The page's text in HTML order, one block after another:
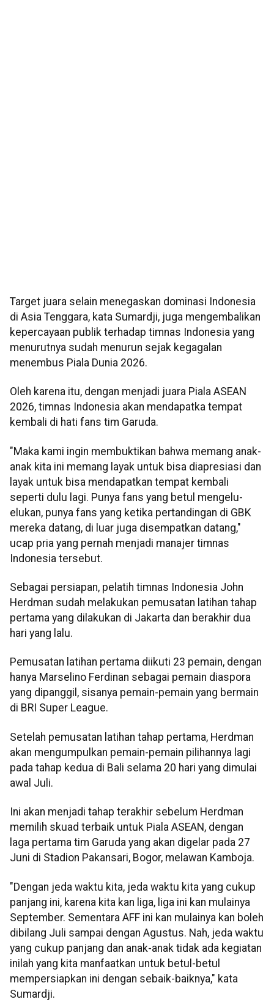
Target juara selain menegaskan dominasi Indonesia
di Asia Tenggara, kata Sumardji, juga mengembalikan
kepercayaan publik terhadap timnas Indonesia yang
menurutnya sudah menurun sejak kegagalan
menembus Piala Dunia 2026.
Oleh karena itu, dengan menjadi juara Piala ASEAN
2026, timnas Indonesia akan mendapatka tempat
kembali di hati fans tim Garuda.
"Maka kami ingin membuktikan bahwa memang anak-
anak kita ini memang layak untuk bisa diapresiasi dan
layak untuk bisa mendapatkan tempat kembali
seperti dulu lagi. Punya fans yang betul mengelu-
elukan, punya fans yang ketika pertandingan di GBK
mereka datang, di luar juga disempatkan datang,"
ucap pria yang pernah menjadi manajer timnas
Indonesia tersebut.
Sebagai persiapan, pelatih timnas Indonesia John
Herdman sudah melakukan pemusatan latihan tahap
pertama yang dilakukan di Jakarta dan berakhir dua
hari yang lalu.
Pemusatan latihan pertama diikuti 23 pemain, dengan
hanya Marselino Ferdinan sebagai pemain diaspora
yang dipanggil, sisanya pemain-pemain yang bermain
di BRI Super League.
Setelah pemusatan latihan tahap pertama, Herdman
akan mengumpulkan pemain-pemain pilihannya lagi
pada tahap kedua di Bali selama 20 hari yang dimulai
awal Juli.
Ini akan menjadi tahap terakhir sebelum Herdman
memilih skuad terbaik untuk Piala ASEAN, dengan
laga pertama tim Garuda yang akan digelar pada 27
Juni di Stadion Pakansari, Bogor, melawan Kamboja.
"Dengan jeda waktu kita, jeda waktu kita yang cukup
panjang ini, karena kita kan liga, liga ini kan mulainya
September. Sementara AFF ini kan mulainya kan boleh
dibilang Juli sampai dengan Agustus. Nah, jeda waktu
yang cukup panjang dan anak-anak tidak ada kegiatan
inilah yang kita manfaatkan untuk betul-betul
mempersiapkan ini dengan sebaik-baiknya," kata
Sumardji.